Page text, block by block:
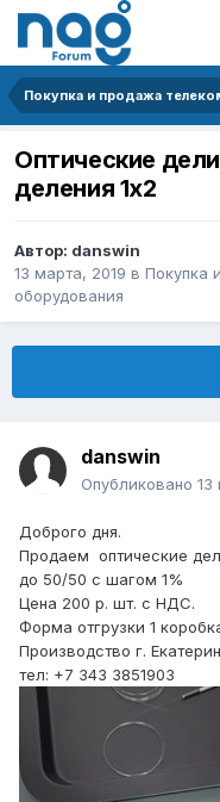
Оптические
деления 1х2
Автор: danswin
13 марта, 2019 в Покупка
оборудования
danswin
Опубликовано 13
Доброго дня.
Продаем оптические
до 50/50 с шагом 1%
Цена 200 р. шт. с НДС.
Форма отгрузки 1
Производство г.
тел: +7 343 3851903